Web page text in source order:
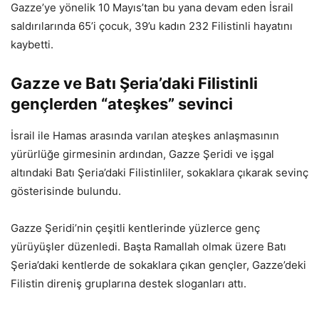
Gazze’ye yönelik 10 Mayıs’tan bu yana devam eden İsrail
saldırılarında 65’i çocuk, 39’u kadın 232 Filistinli hayatını
kaybetti.
Gazze ve Batı Şeria’daki Filistinli
gençlerden “ateşkes” sevinci
İsrail ile Hamas arasında varılan ateşkes anlaşmasının
yürürlüğe girmesinin ardından, Gazze Şeridi ve işgal
altındaki Batı Şeria’daki Filistinliler, sokaklara çıkarak sevinç
gösterisinde bulundu.
Gazze Şeridi’nin çeşitli kentlerinde yüzlerce genç
yürüyüşler düzenledi. Başta Ramallah olmak üzere Batı
Şeria’daki kentlerde de sokaklara çıkan gençler, Gazze’deki
Filistin direniş gruplarına destek sloganları attı.